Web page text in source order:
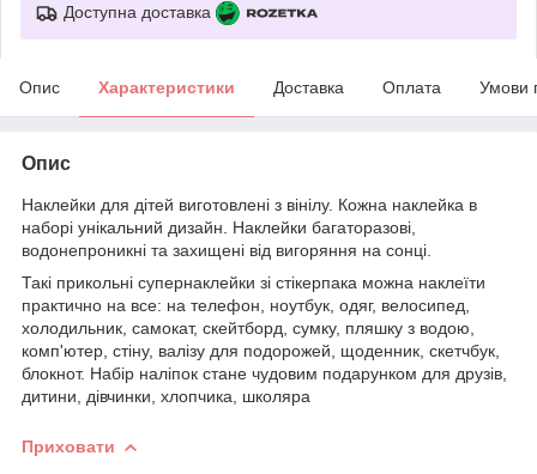
Доступна доставка
Опис Характеристики Доставка Оплата Умови
Опис
Наклейки для дітей виготовлені з вінілу. Кожна наклейка в
наборі унікальний дизайн. Наклейки багаторазові,
водонепроникні та захищені від вигоряння на сонці.
Такі прикольні супернаклейки зі стікерпака можна наклеїти
практично на все: на телефон, ноутбук, одяг, велосипед,
холодильник, самокат, скейтборд, сумку, пляшку з водою,
комп'ютер, стіну, валізу для подорожей, щоденник, скетчбук,
блокнот. Набір наліпок стане чудовим подарунком для друзів,
дитини, дівчинки, хлопчика, школяра
Приховати